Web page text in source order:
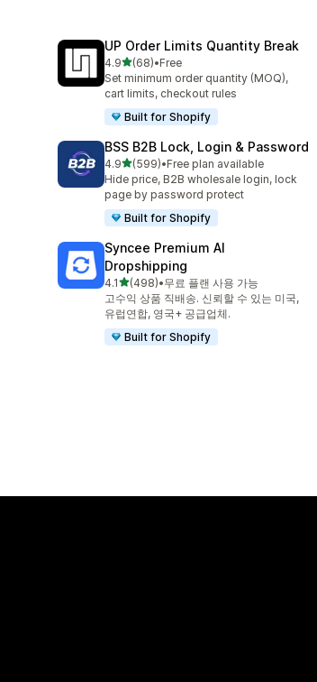
UP Order Limits Quantity Break
4.9별 5개 중
(68)
총 리뷰 68개
•Free
Set minimum order quantity (MOQ),
cart limits, checkout rules
Built for Shopify
BSS B2B Lock, Login & Password
4.9별 5개 중
(599)
총 리뷰 599개
•Free plan available
Hide price, B2B wholesale login, lock
page by password protect
Built for Shopify
Syncee Premium AI
Dropshipping
4.1별 5개 중
(498)
총 리뷰 498개
•무료 플랜 사용 가능
고수익 상품 직배송. 신뢰할 수 있는 미국,
유럽연합, 영국+ 공급업체.
Built for Shopify